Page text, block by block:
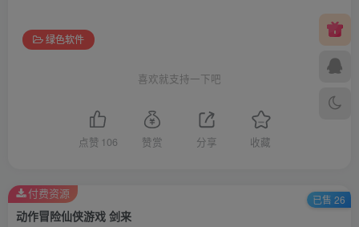
绿色软件
喜欢就支持一下吧
点赞 106 赞赏 分享 收藏
动作冒险仙侠游戏 剑来
付费资源 已售 26